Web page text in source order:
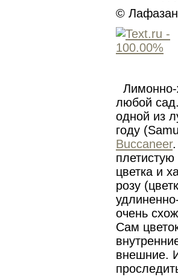
©
Лимонно-
любой
одной из
году
Buccaneer.
цветка и
розу
очень
Сам
внешние.